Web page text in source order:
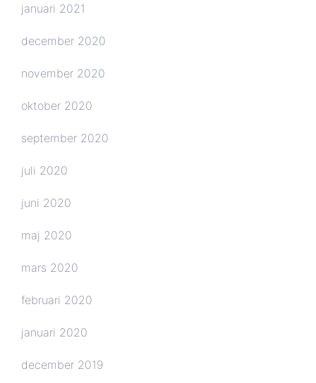
januari 2021
december 2020
november 2020
oktober 2020
september 2020
juli 2020
juni 2020
maj 2020
mars 2020
februari 2020
januari 2020
december 2019